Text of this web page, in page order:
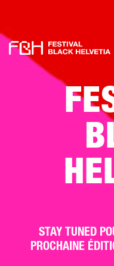
STAY TUNED
PROCHAINE